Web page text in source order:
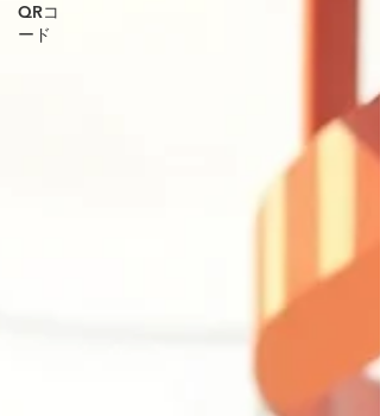
QRコ
ード